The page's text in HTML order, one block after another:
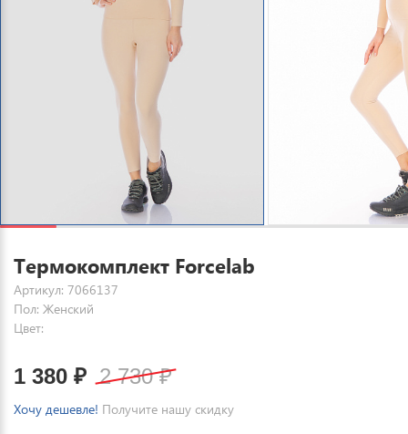
Термокомплект Forcelab
Артикул: 7066137
Пол: Женский
Цвет:
1 380 ₽ 2 730₽
Хочу дешевле! Получите нашу скидку